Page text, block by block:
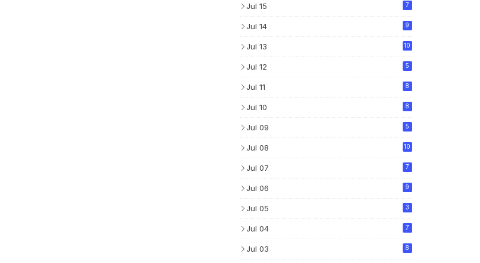
Jul 15 7
Jul 14 9
Jul 13 10
Jul 12 5
Jul 11 8
Jul 10 8
Jul 09 5
Jul 08 10
Jul 07 7
Jul 06 9
Jul 05 3
Jul 04 7
Jul 03 8